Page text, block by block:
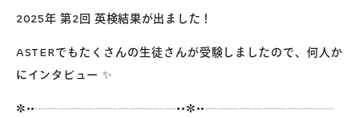
2025年 第2回 英検結果が出ました！
ASTERでもたくさんの生徒さんが受験しましたので、何人か
にインタビュー ✨
✼••┈┈┈┈┈┈┈┈┈┈┈┈••✼••┈┈┈┈┈┈┈┈┈┈┈